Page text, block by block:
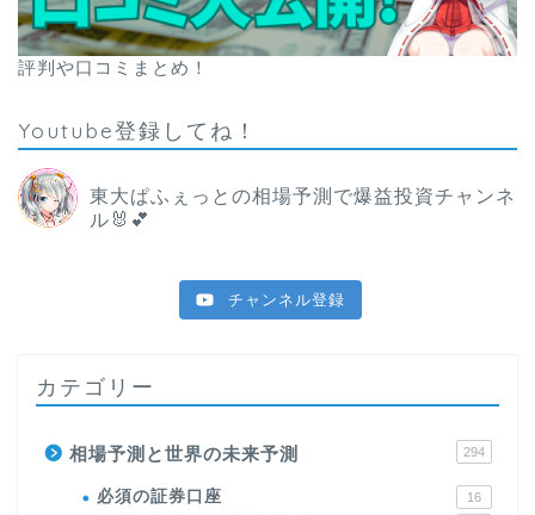
評判や口コミまとめ！
Youtube登録してね！
東大ぱふぇっとの相場予測で爆益投資チャンネ
ル🐰💕
チャンネル登録
カテゴリー
相場予測と世界の未来予測 294
必須の証券口座 16